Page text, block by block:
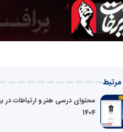
محتوای درسی هنر و ارتباطات در
1404